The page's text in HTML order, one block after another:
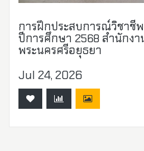
การฝึกประสบการณ์วิชาชี
ปีการศึกษา 2568 สำนักง
พระนครศรีอยุธยา
Jul 24, 2026